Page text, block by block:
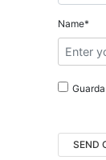
d
e
e
t
Name*